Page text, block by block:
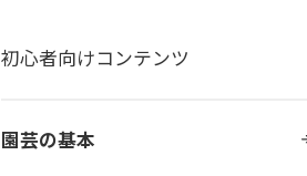
初心者向けコンテンツ
園芸の基本